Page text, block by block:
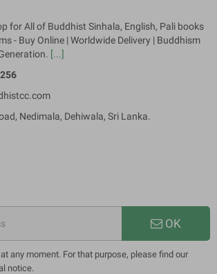
for All of Buddhist Sinhala, English, Pali books
- Buy Online | Worldwide Delivery | Buddhism
[...]
Nedimala, Dehiwala, Sri Lanka.
OK
any moment. For that purpose, please find our
notice.